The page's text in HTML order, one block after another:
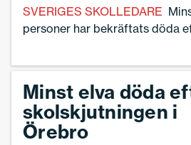
SVERIGES SKOLLEDARE
personer har bekräftats döda
Örebro.
Minst elva döda
skolskjutningen i
Örebro